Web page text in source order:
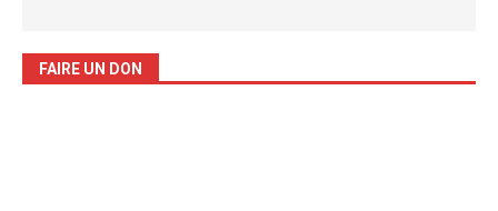
FAIRE UN DON